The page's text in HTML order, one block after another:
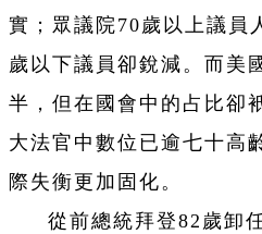
實；眾議院70歲以上議員
歲以下議員卻銳減。而美
半，但在國會中的占比卻
大法官中數位已逾七十高
際失衡更加固化。
從前總統拜登82歲卸